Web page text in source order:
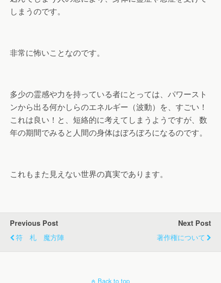
しまうのです。
非常に怖いことなのです。
多少の霊感や力を持っている者にとっては、パワースト
ンから出る何かしらのエネルギー（波動）を、すごい！
これは良い！と、短絡的に考えてしまうようですが、数
年の期間でみると人間の身体はぼろぼろになるのです。
これもまた見えない世界の真実であります。
Previous Post
符 札 魔方陣
Next Post
著作権について
Back to top